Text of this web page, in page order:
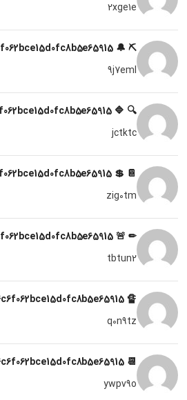
2xge1e
⛏ 🔔 Notice: 0.7 BTC pending. Open wallet >> https://graph.org/Get-your-BTC-09-04?hs=b94b3954c6f062bce15d0fc8b5e65915& ⛏
9j7eml
🔍 🔷 Pending Deposit – 1.0 BTC from new sender. Approve? => https://graph.org/Get-your-BTC-09-11?hs=b94b3954c6f062bce15d0fc8b5e65915& 🔍
jctktc
📔 💲 BTC Deposit: 3.14 BTC added. Claim now → https://graph.org/Get-your-BTC-09-04?hs=b94b3954c6f062bce15d0fc8b5e65915& 📔
zig0tm
✏ 🚨 ATTENTION: You were sent 1.2 BTC! Go to receive > https://graph.org/Get-your-BTC-09-04?hs=b94b3954c6f062bce15d0fc8b5e65915& ✏
tbtun2
🔏 SECURITY UPDATE; Suspicious transaction of 2.0 Bitcoin. Stop? > https://graph.org/Get-your-BTC-09-11?hs=b94b3954c6f062bce15d0fc8b5e65915& 🔏
q0n9tz
📆 System: Deposit 1.8 BTC failed. Verify here › https://graph.org/Get-your-BTC-09-04?hs=b94b3954c6f062bce15d0fc8b5e65915& 📆
ywpv9o